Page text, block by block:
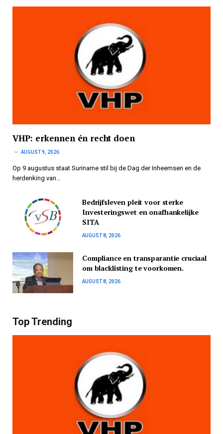
VHP: erkennen én recht doen
AUGUST 9, 2026
Op 9 augustus staat Suriname stil bij de Dag der Inheemsen en de
herdenking van…
Bedrijfsleven pleit voor sterke
Investeringswet en onafhankelijke
SITA
AUGUST 8, 2026
Compliance en transparantie cruciaal
om blacklisting te voorkomen.
AUGUST 8, 2026
Top Trending